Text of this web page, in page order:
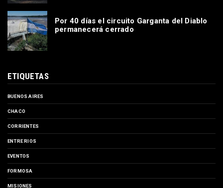
Por 40 días el circuito Garganta del Diablo
permanecerá cerrado
ETIQUETAS
BUENOS AIRES
CHACO
CORRIENTES
ENTRE RIOS
EVENTOS
FORMOSA
MISIONES